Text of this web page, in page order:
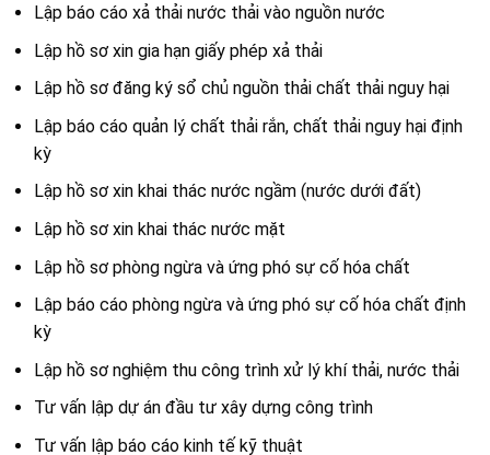
Lập báo cáo xả thải nước thải vào nguồn nước
Lập hồ sơ xin gia hạn giấy phép xả thải
Lập hồ sơ đăng ký sổ chủ nguồn thải chất thải nguy hại
Lập báo cáo quản lý chất thải rắn, chất thải nguy hại định
kỳ
Lập hồ sơ xin khai thác nước ngầm (nước dưới đất)
Lập hồ sơ xin khai thác nước mặt
Lập hồ sơ phòng ngừa và ứng phó sự cố hóa chất
Lập báo cáo phòng ngừa và ứng phó sự cố hóa chất định
kỳ
Lập hồ sơ nghiệm thu công trình xử lý khí thải, nước thải
Tư vấn lập dự án đầu tư xây dựng công trình
Tư vấn lập báo cáo kinh tế kỹ thuật